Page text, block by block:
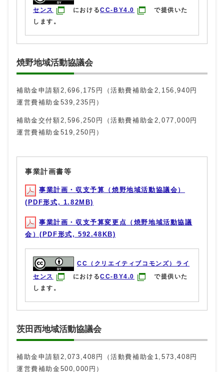
センス
におけるCC-BY4.0
で提供いた
します。
焼野地域活動協議会
補助金申請額2,696,175円（活動費補助金2,156,940円
運営費補助金539,235円）
補助金交付額2,596,250円（活動費補助金2,077,000円
運営費補助金519,250円）
事業計画書等
事業計画・収支予算（焼野地域活動協議会）
(PDF形式, 1.82MB)
事業計画・収支予算変更点（焼野地域活動協議
会）(PDF形式, 592.48KB)
CC（クリエイティブコモンズ）ライ
センス
におけるCC-BY4.0
で提供いた
します。
茨田西地域活動協議会
補助金申請額2,073,408円（活動費補助金1,573,408円
運営費補助金500,000円）